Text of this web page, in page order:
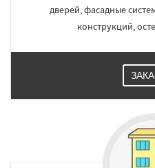
дверей, фасадные
конструкций,